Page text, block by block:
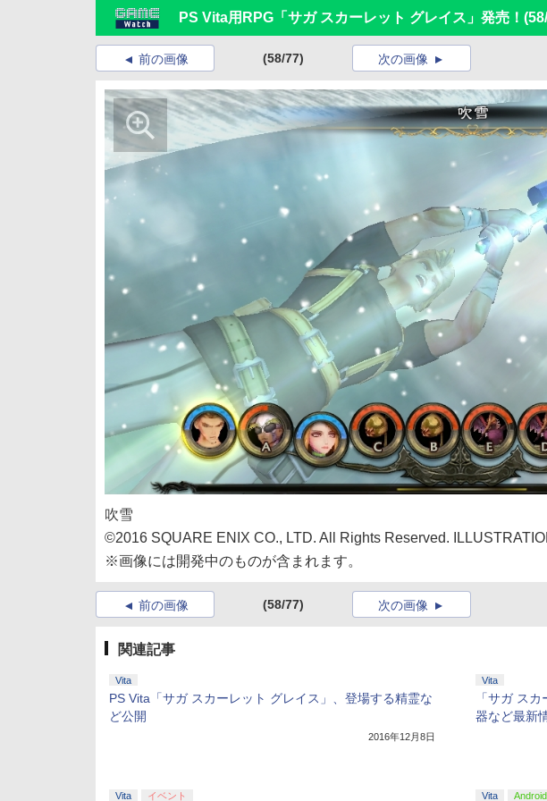
PS Vita用RPG「サガ スカーレット グレイス」発売！
前の画像 (58/77) 次の画像
吹雪
©2016 SQUARE ENIX CO., LTD. All Rights Reserved.
※画像には開発中のものが含まれます。
前の画像 (58/77) 次の画像
関連記事
Vita
PS Vita「サガ スカーレット グレイス」、登場する精霊な
ど公開
2016年12月8日
Vita
「サガ ス
器など最新
Vita イベント Vita Android